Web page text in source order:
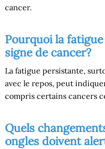
cancer.
Pourquoi la
signe de cancer?
La fatigue persistante,
avec le repos, peut
compris certains cancers
Quels
ongles doivent